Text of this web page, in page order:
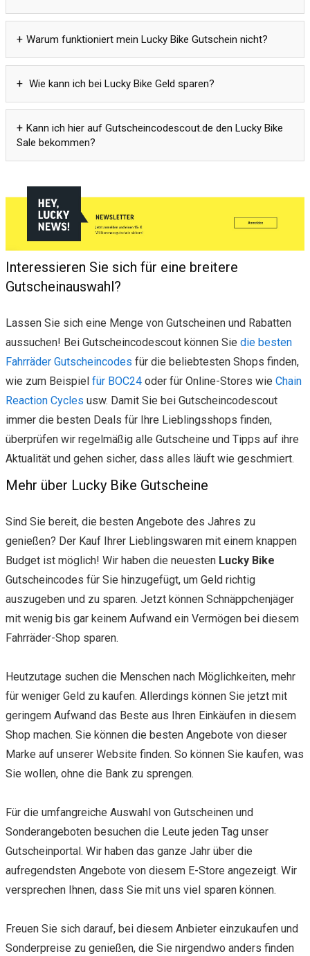
Warum funktioniert mein Lucky Bike Gutschein nicht?
Wie kann ich bei Lucky Bike Geld sparen?
Kann ich hier auf Gutscheincodescout.de den Lucky Bike
Sale bekommen?
Interessieren Sie sich für eine breitere
Gutscheinauswahl?
Lassen Sie sich eine Menge von Gutscheinen und Rabatten
aussuchen! Bei Gutscheincodescout können Sie die besten
Fahrräder Gutscheincodes für die beliebtesten Shops finden,
wie zum Beispiel für BOC24 oder für Online-Stores wie Chain
Reaction Cycles usw. Damit Sie bei Gutscheincodescout
immer die besten Deals für Ihre Lieblingsshops finden,
überprüfen wir regelmäßig alle Gutscheine und Tipps auf ihre
Aktualität und gehen sicher, dass alles läuft wie geschmiert.
Mehr über Lucky Bike Gutscheine
Sind Sie bereit, die besten Angebote des Jahres zu
genießen? Der Kauf Ihrer Lieblingswaren mit einem knappen
Budget ist möglich! Wir haben die neuesten Lucky Bike
Gutscheincodes für Sie hinzugefügt, um Geld richtig
auszugeben und zu sparen. Jetzt können Schnäppchenjäger
mit wenig bis gar keinem Aufwand ein Vermögen bei diesem
Fahrräder-Shop sparen.
Heutzutage suchen die Menschen nach Möglichkeiten, mehr
für weniger Geld zu kaufen. Allerdings können Sie jetzt mit
geringem Aufwand das Beste aus Ihren Einkäufen in diesem
Shop machen. Sie können die besten Angebote von dieser
Marke auf unserer Website finden. So können Sie kaufen, was
Sie wollen, ohne die Bank zu sprengen.
Für die umfangreiche Auswahl von Gutscheinen und
Sonderangeboten besuchen die Leute jeden Tag unser
Gutscheinportal. Wir haben das ganze Jahr über die
aufregendsten Angebote von diesem E-Store angezeigt. Wir
versprechen Ihnen, dass Sie mit uns viel sparen können.
Freuen Sie sich darauf, bei diesem Anbieter einzukaufen und
Sonderpreise zu genießen, die Sie nirgendwo anders finden